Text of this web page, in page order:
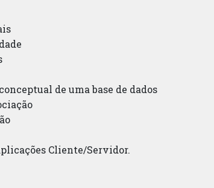
de uma base de dados
Cliente/Servidor.